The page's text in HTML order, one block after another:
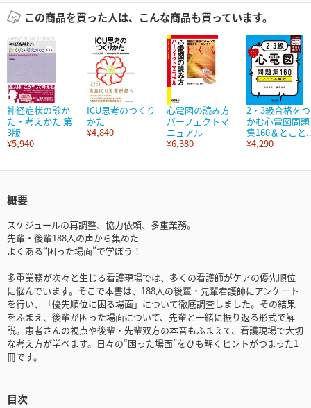
この商品を買った人は、こんな商品も買っています。
神経症状の診か
た・考えかた 第
3版
¥5,940
ICU思考のつくり
かた
¥4,840
心電図の読み方
パーフェクトマ
ニュアル
¥6,380
2・3級合格をつ
かむ心電図問題
集160＆とこと
¥4,290
概要
スケジュールの再調整、協力依頼、多重業務。
先輩・後輩188人の声から集めた
よくある“困った場面”で学ぼう！
多重業務が次々と生じる看護現場では、多くの看護師がケアの優先順位
に悩んでいます。そこで本書は、188人の後輩・先輩看護師にアンケート
を行い、「優先順位に困る場面」について徹底調査しました。その結果
をふまえ、後輩が困った場面について、先輩と一緒に振り返る形式で解
説。患者さんの視点や後輩・先輩双方の本音もふまえて、看護現場で大切
な考え方が学べます。日々の“困った場面”をひも解くヒントがつまった1
冊です。
目次